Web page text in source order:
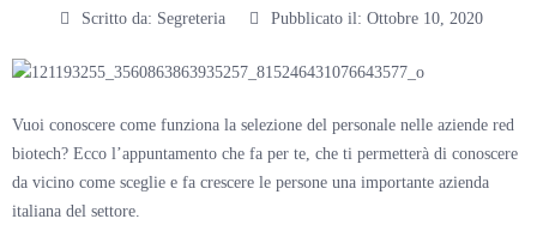
Scritto da: Segreteria Pubblicato il: Ottobre 10, 2020
Vuoi conoscere come funziona la selezione del personale nelle aziende red
biotech? Ecco l’appuntamento che fa per te, che ti permetterà di conoscere
da vicino come sceglie e fa crescere le persone una importante azienda
italiana del settore.